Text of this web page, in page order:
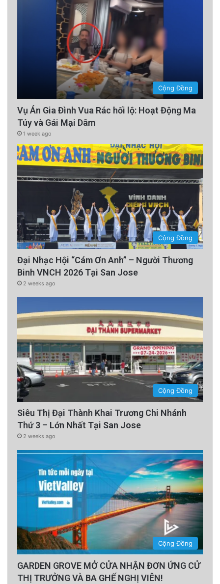
Cộng Đồng
Vụ Án Gia Đình Vua Rác hối lộ: Hoạt Động Ma
Túy và Gái Mại Dâm
1 week ago
Cộng Đồng
Đại Nhạc Hội “Cám Ơn Anh” – Người Thương
Binh VNCH 2026 Tại San Jose
2 weeks ago
Cộng Đồng
Siêu Thị Đại Thành Khai Trương Chi Nhánh
Thứ 3 – Lớn Nhất Tại San Jose
2 weeks ago
Cộng Đồng
GARDEN GROVE MỞ CỬA NHẬN ĐƠN ỨNG CỬ
THỊ TRƯỞNG VÀ BA GHẾ NGHỊ VIÊN!